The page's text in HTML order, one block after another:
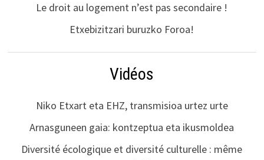
Le droit au logement n’est pas secondaire !
Etxebizitzari buruzko Foroa!
Vidéos
Niko Etxart eta EHZ, transmisioa urtez urte
Arnasguneen gaia: kontzeptua eta ikusmoldea
Diversité écologique et diversité culturelle : même